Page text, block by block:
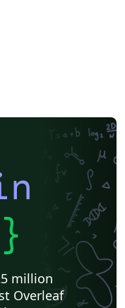
}
million
Overleaf